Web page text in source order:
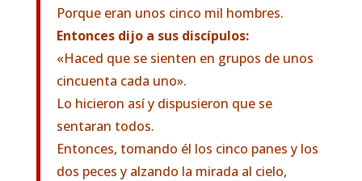
Porque eran unos cinco mil hombres.
Entonces dijo a sus discípulos:
«Haced que se sienten en grupos de unos
cincuenta cada uno».
Lo hicieron así y dispusieron que se
sentaran todos.
Entonces, tomando él los cinco panes y los
dos peces y alzando la mirada al cielo,